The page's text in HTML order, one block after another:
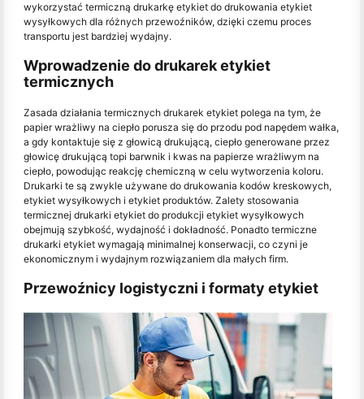
wykorzystać termiczną drukarkę etykiet do drukowania etykiet
wysyłkowych dla różnych przewoźników, dzięki czemu proces
transportu jest bardziej wydajny.
Wprowadzenie do drukarek etykiet
termicznych
Zasada działania termicznych drukarek etykiet polega na tym, że
papier wrażliwy na ciepło porusza się do przodu pod napędem wałka,
a gdy kontaktuje się z głowicą drukującą, ciepło generowane przez
głowicę drukującą topi barwnik i kwas na papierze wrażliwym na
ciepło, powodując reakcję chemiczną w celu wytworzenia koloru.
Drukarki te są zwykle używane do drukowania kodów kreskowych,
etykiet wysyłkowych i etykiet produktów. Zalety stosowania
termicznej drukarki etykiet do produkcji etykiet wysyłkowych
obejmują szybkość, wydajność i dokładność. Ponadto termiczne
drukarki etykiet wymagają minimalnej konserwacji, co czyni je
ekonomicznym i wydajnym rozwiązaniem dla małych firm.
Przewoźnicy logistyczni i formaty etykiet